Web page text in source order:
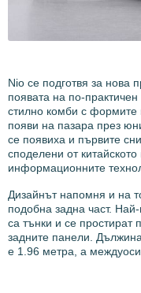
Nio се подготвя за нова
появата на по-
стилно комби с формите
появи на пазара през
се появиха и първите
споделени от
информационните
Дизайнът напомня и на
подобна задна част.
са тънки и се простират
задните панели.
е 1.96 метра, а